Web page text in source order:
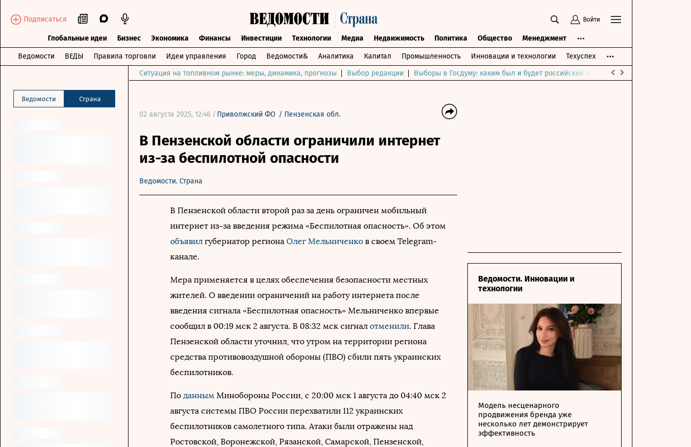
Подписаться Войти
Глобальные идеи Бизнес Экономика Финансы Инвестиции Технологии Медиа Недвижимость Политика Общество Менеджмент
Ведомости ВЕДЫ Правила торговли Идеи управления Город Ведомости& Аналитика Капитал Промышленность Инновации и технологии Техуспех
Ведомости Страна
Ситуация на топливном рынке: меры, динамика, прогнозы Выбор редакции Выборы в Госдуму: каким был и будет российский парламент
02 августа 2025, 12:46 / Приволжский ФО / Пензенская обл.
В Пензенской области ограничили интернет
из-за беспилотной опасности
Ведомости. Страна
В Пензенской области второй раз за день ограничен мобильный
интернет из-за введения режима «Беспилотная опасность». Об этом
объявил губернатор региона Олег Мельниченко в своем Telegram-
канале.
Мера применяется в целях обеспечения безопасности местных
жителей. О введении ограничений на работу интернета после
введения сигнала «Беспилотная опасность» Мельниченко впервые
сообщил в 00:19 мск 2 августа. В 08:32 мск сигнал отменили. Глава
Пензенской области уточнил, что утром на территории региона
средства противовоздушной обороны (ПВО) сбили пять украинских
беспилотников.
По данным Минобороны России, с 20:00 мск 1 августа до 04:40 мск 2
августа системы ПВО России перехватили 112 украинских
беспилотников самолетного типа. Атаки были отражены над
Ростовской, Воронежской, Рязанской, Самарской, Пензенской,
Ведомости. Инновации и
технологии
Модель несценарного
продвижения бренда уже
несколько лет демонстрирует
эффективность